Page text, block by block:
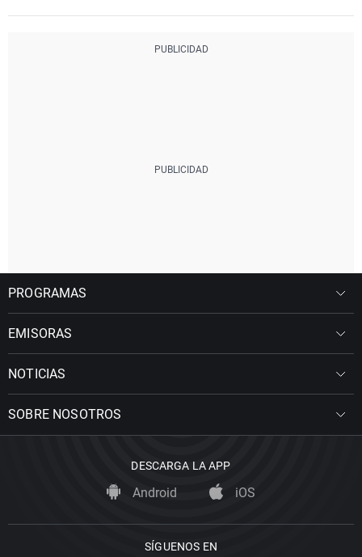
PROGRAMAS
EMISORAS
NOTICIAS
SOBRE NOSOTROS
DESCARGA LA APP
Android iOS
SÍGUENOS EN